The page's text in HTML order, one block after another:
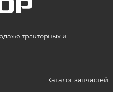
тракторных и
Каталог запчастей